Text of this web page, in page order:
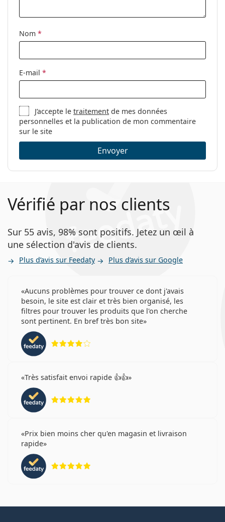
l'étui:
Nom *
E-mail *
J’accepte letraitement de mes données
personnelles et la publication de mon commentaire
sur le site
Envoyer
Vérifié par nos clients
Sur 55 avis, 98% sont positifs. Jetez un œil à
une sélection d'avis de clients.
Plus d’avis sur Feedaty Plus d’avis sur Google
Aucuns problèmes pour trouver ce dont j'avais
besoin, le site est clair et très bien organisé, les
filtres pour trouver les produits que l'on cherche
sont pertinent. En bref très bon site
Très satisfait envoi rapide 👍👍
Prix bien moins cher qu'en magasin et livraison
rapide